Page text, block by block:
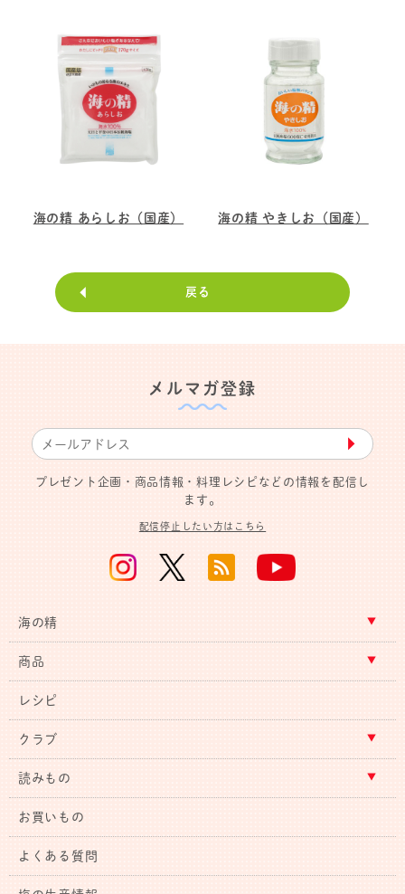
海の精 あらしお（国産） 海の精 やきしお（国産）
戻る
メルマガ登録
▶︎
プレゼント企画・商品情報・料理レシピなどの情報を配信し
ます。
配信停止したい方はこちら
海の精
商品
レシピ
クラブ
読みもの
お買いもの
よくある質問